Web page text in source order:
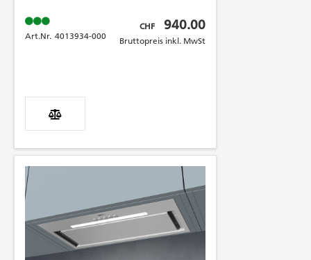
Bruttopreis inkl. MwSt
CHF 940.00
Bruttopreis inkl. MwSt
Art.Nr. 4013934-000